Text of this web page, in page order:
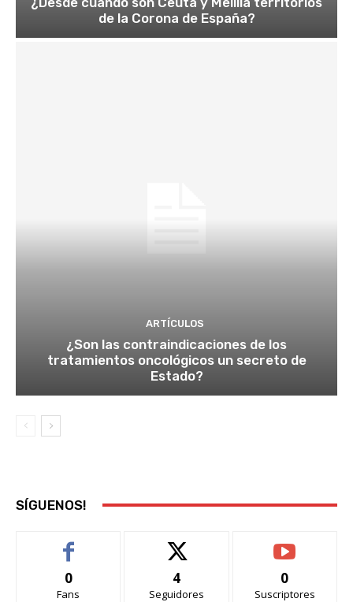
de la Corona de España?
ARTÍCULOS
¿Son las contraindicaciones de los
tratamientos oncológicos un secreto de
Estado?
SÍGUENOS!
0
Fans
4
Seguidores
0
Suscriptores